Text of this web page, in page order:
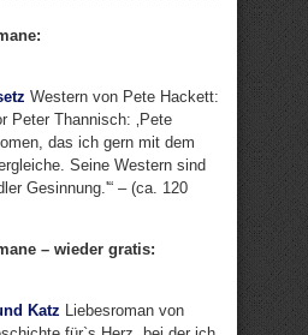
Western von Pete Hackett:
Peter Thannisch: ‚Pete
das ich gern mit dem
Seine Western sind
Gesinnung.'“ – (ca. 120
– wieder gratis:
Katz Liebesroman von